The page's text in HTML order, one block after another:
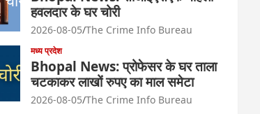
हवलदार के घर चोरी
2026-08-05 The Crime Info Bureau
मध्य प्रदेश
Bhopal News: प्रोफेसर के घर ताला
चटकाकर लाखों रुपए का माल समेटा
2026-08-05 The Crime Info Bureau